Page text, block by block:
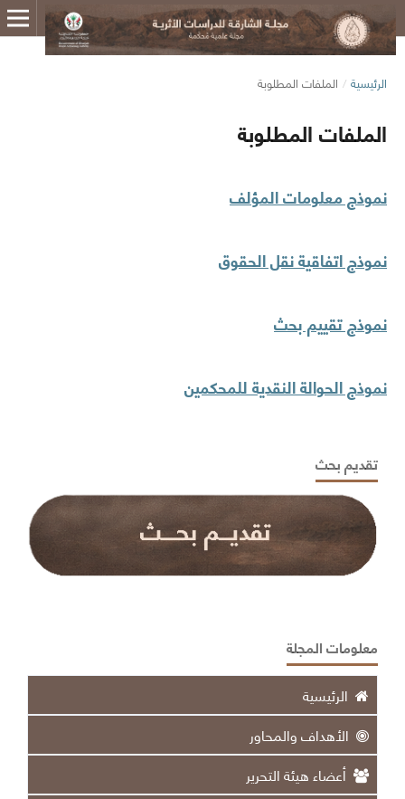
الرئيسية / الملفات المطلوبة
الملفات المطلوبة
نموذج معلومات المؤلف
نموذج اتفاقية نقل الحقوق
نموذج تقييم بحث
نموذج الحوالة النقدية للمحكمين
تقديم بحث
معلومات المجلة
الرئيسية
الأهداف والمحاور
أعضاء هيئة التحرير